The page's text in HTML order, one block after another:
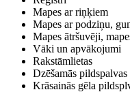
Mapes ar riņķiem
Mapes ar podziņu,
Mapes ātršuvēji,
Vāki un apvākojumi
Rakstāmlietas
Dzēšamās
Krāsainās gēla